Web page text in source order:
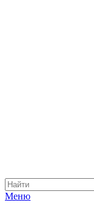
Меню